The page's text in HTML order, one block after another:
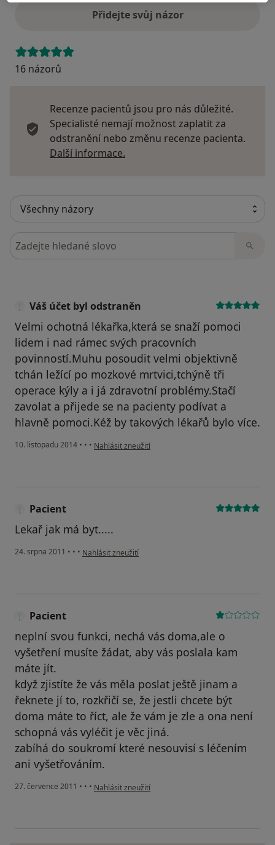
Přidejte svůj názor
16 názorů
Recenze pacientů jsou pro nás důležité.
Specialisté nemají možnost zaplatit za
odstranění nebo změnu recenze pacienta.
Další informace.
Hledejte v názorech
Váš účet byl odstraněn
Velmi ochotná lékařka,která se snaží pomoci
lidem i nad rámec svých pracovních
povinností.Muhu posoudit velmi objektivně
tchán ležící po mozkové mrtvici,tchýně tři
operace kýly a i já zdravotní problémy.Stačí
zavolat a přijede se na pacienty podívat a
hlavně pomoci.Kéž by takových lékařů bylo více.
10. listopadu 2014 • • • podle názoru uživatele Váš účet byl odstraněn
Nahlásit zneužití
Pacient
Lekař jak má byt.....
24. srpna 2011 • • • podle názoru uživatele Pacient
Nahlásit zneužití
Pacient
neplní svou funkci, nechá vás doma,ale o
vyšetření musíte žádat, aby vás poslala kam
máte jít.
když zjistíte že vás měla poslat ještě jinam a
řeknete jí to, rozkřičí se, že jestli chcete být
doma máte to říct, ale že vám je zle a ona není
schopná vás vyléčit je věc jiná.
zabíhá do soukromí které nesouvisí s léčením
ani vyšetřováním.
27. července 2011 • • • podle názoru uživatele Pacient
Nahlásit zneužití